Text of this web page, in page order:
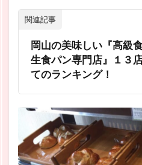
関連記事
岡山の美味しい『高級
生食パン専門店』１３
てのランキング！